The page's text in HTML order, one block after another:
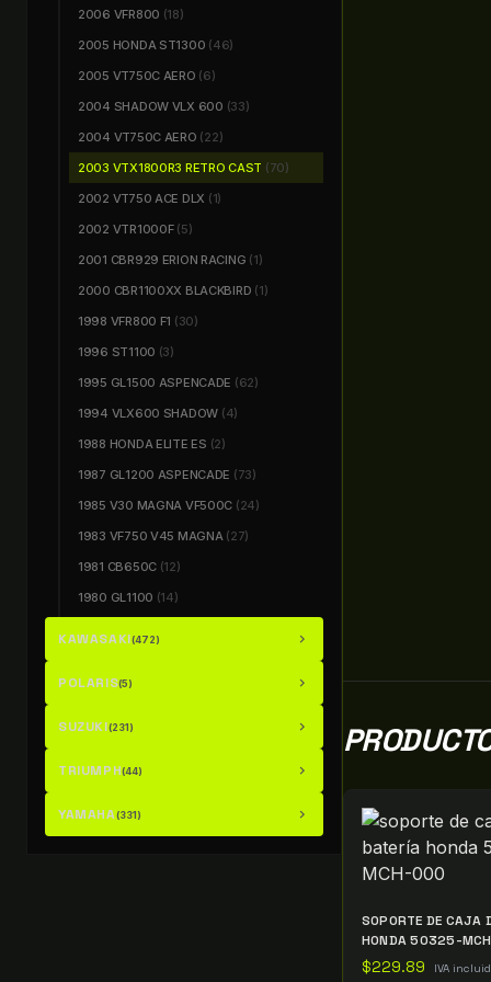
2006 VFR800 (18)
2005 HONDA ST1300 (46)
2005 VT750C AERO (6)
2004 SHADOW VLX 600 (33)
2004 VT750C AERO (22)
2003 VTX1800R3 RETRO CAST (70)
2002 VT750 ACE DLX (1)
2002 VTR1000F (5)
2001 CBR929 ERION RACING (1)
2000 CBR1100XX BLACKBIRD (1)
1998 VFR800 F1 (30)
1996 ST1100 (3)
1995 GL1500 ASPENCADE (62)
1994 VLX600 SHADOW (4)
1988 HONDA ELITE ES (2)
1987 GL1200 ASPENCADE (73)
1985 V30 MAGNA VF500C (24)
1983 VF750 V45 MAGNA (27)
1981 CB650C (12)
1980 GL1100 (14)
KAWASAKI(472) chevron_right
POLARIS(5) chevron_right
SUZUKI(231) chevron_right
TRIUMPH(44) chevron_right
YAMAHA(331) chevron_right
SOPORTE DE CAJA
HONDA 50325-
$229.89 IVA